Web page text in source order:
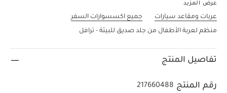
عرض المزيد
عربات ومقاعد سيارات
جميع اكسسوارات السفر
منظم لعربة الأطفال من جلد صديق للبيئة - ترافل
تفاصيل المنتج
رقم المنتج 217660488